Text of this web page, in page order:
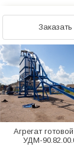
Заказать
Агрегат
УДМ-